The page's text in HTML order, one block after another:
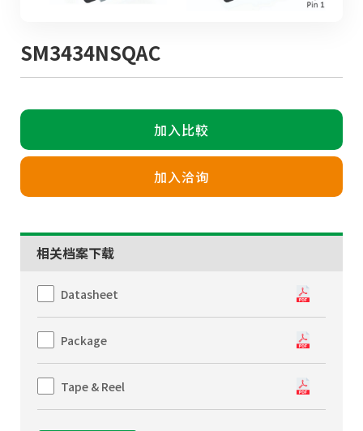
SM3434NSQAC
加入比較
加入洽询
相关档案下载
Datasheet
Package
Tape & Reel